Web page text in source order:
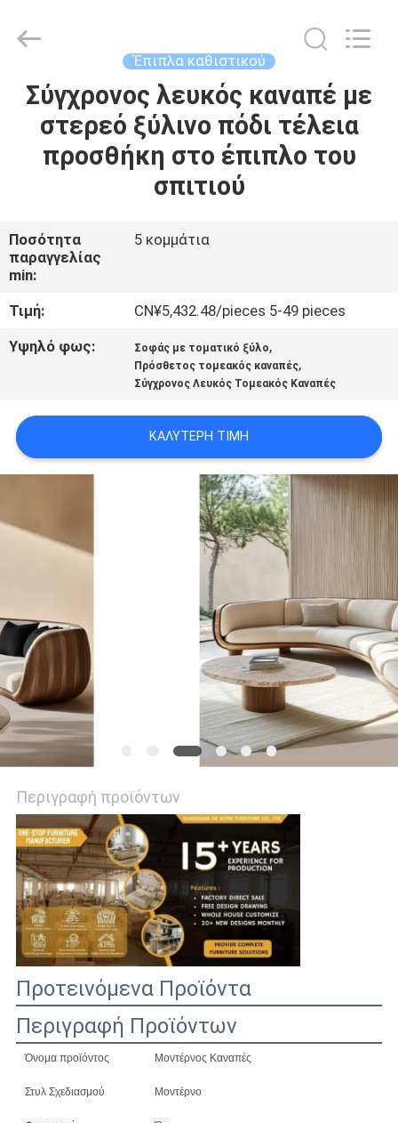
ΑΡΧΙΚΉ
ΣΕΛΊΔΑ
ΒΊΝΤΕΟ
ΕΜΦΆΝΙΣΗ
VR
ΜΕ
ΕΜΆΣ
ΕΡΓΟΣΤΑΣΊΩΝ
ΝΈΑ
ΌΛΕΣ
ΟΙ
ΠΕΡΙΠΤΏΣΕΙΣ
ΖΗΤΉΣΤΕ
ΈΝΑ
ΑΠΌΣΠΑΣΜΑ
SITEMAP
ΠΟΛΙΤΙΚΉ
ΜΥΣΤΙΚΌΤΗΤΑΣ
Reserved.
Έπιπλα καθιστικού
Σύγχρονος λευκός καναπέ με
στερεό ξύλινο πόδι τέλεια
προσθήκη στο έπιπλο του
σπιτιού
Ποσότητα
παραγγελίας
min:
5 κομμάτια
Τιμή:
CN¥5,432.48/pieces 5-49 pieces
Υψηλό φως:
Σοφάς με τοματικό ξύλο,
Πρόσθετος τομεακός καναπές,
Σύγχρονος Λευκός Τομεακός Καναπές
ΚΑΛΎΤΕΡΗ ΤΙΜΉ
Περιγραφή προϊόντων
Προτεινόμενα Προϊόντα
Περιγραφή Προϊόντων
Όνομα προϊόντος Μοντέρνος Καναπές
Στυλ Σχεδιασμού Μοντέρνο